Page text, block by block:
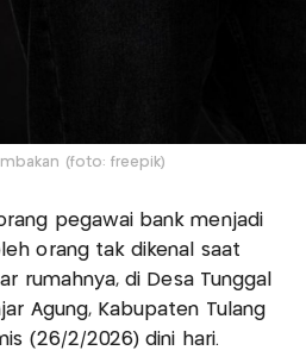
(foto: freepik)
pegawai bank menjadi
orang tak dikenal saat
rumahnya, di Desa Tunggal
Agung, Kabupaten Tulang
(26/2/2026) dini hari.